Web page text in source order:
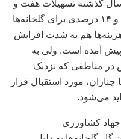
سال گذشته تسهیلات هفت و
۱۲.۵ و ۱۴ درصدی برای گلخانه‌ها
هم به شدت افزایش
پیش آمده است. ولی به
در مناطقی که نزدیک
مورد استقبال قرار
می‌شود.
جهاد کشاورزی